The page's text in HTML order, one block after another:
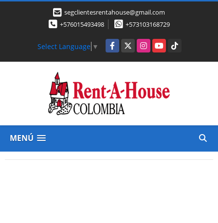
segclientesrentahouse@gmail.com
+576015493498
+573103168729
Select Language ▼ Facebook
X InstagramYouTubeTikTok
MENÚ